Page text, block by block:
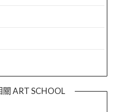
ART SCHOOL